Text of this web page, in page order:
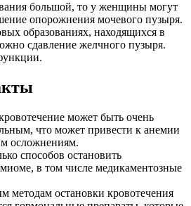
большой, то у женщины могут
опорожнения мочевого пузыря.
образованиях, находящихся в
сдавление желчного пузыря.
может быть очень
что может привести к анемии
осложнениям.
способов остановить
в том числе медикаментозные
методам остановки кровотечения